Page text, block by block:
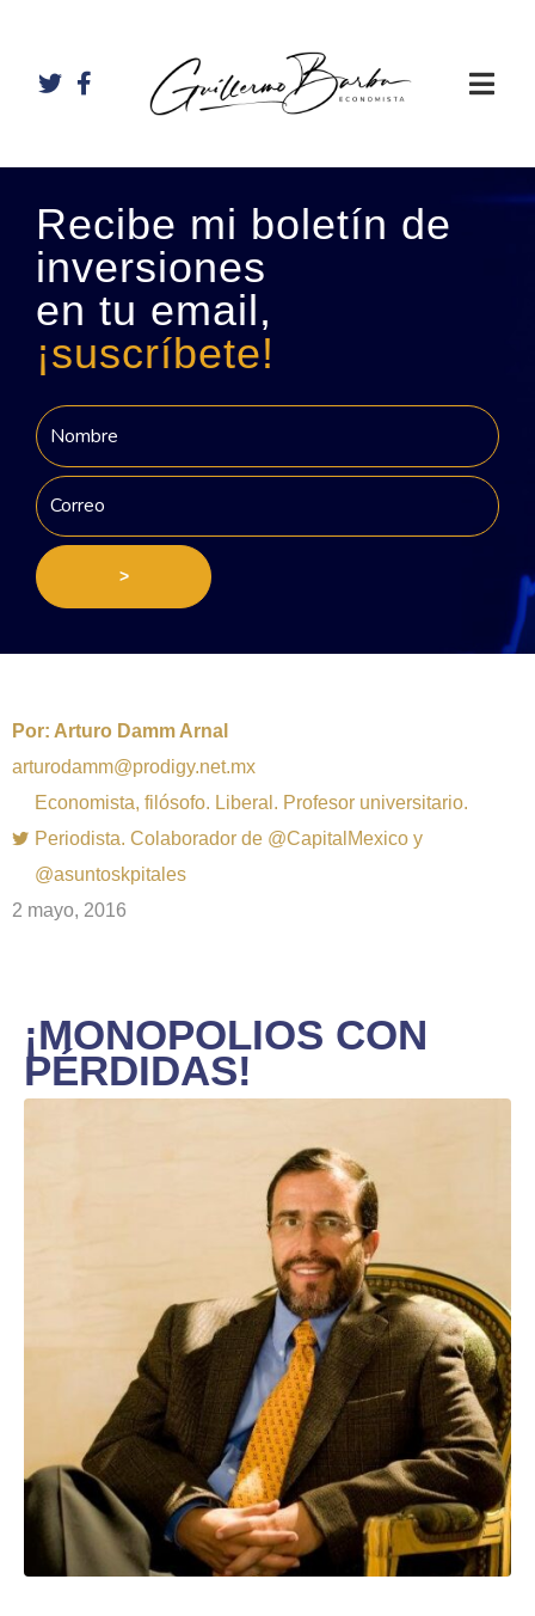
Recibe mi boletín de
inversiones
en tu email,
¡suscríbete!
>
Por: Arturo Damm Arnal
arturodamm@prodigy.net.mx
Economista, filósofo. Liberal. Profesor universitario.
Periodista. Colaborador de @CapitalMexico y
@asuntoskpitales
2 mayo, 2016
¡MONOPOLIOS CON
PÉRDIDAS!